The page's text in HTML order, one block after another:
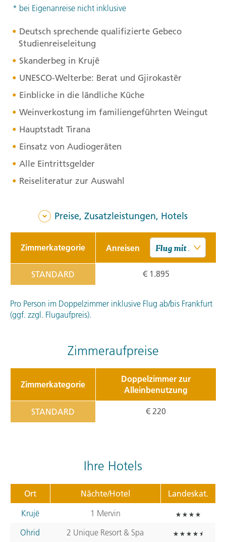
* bei Eigenanreise nicht inklusive
Deutsch sprechende qualifizierte Gebeco
Studienreiseleitung
Skanderbeg in Krujë
UNESCO-Welterbe: Berat und Gjirokastër
Einblicke in die ländliche Küche
Weinverkostung im familiengeführten Weingut
Hauptstadt Tirana
Einsatz von Audiogeräten
Alle Eintrittsgelder
Reiseliteratur zur Auswahl
Preise, Zusatzleistungen, Hotels
Zimmerkategorie Anreisen
STANDARD € 1.895
Pro Person im Doppelzimmer inklusive Flug ab/bis Frankfurt
(ggf. zzgl. Flugaufpreis).
Zimmeraufpreise
Zimmerkategorie
Doppelzimmer zur
Alleinbenutzung
STANDARD € 220
Ihre Hotels
Ort Nächte/Hotel
Landeskat.
Krujë
1 Mervin
Ohrid
2 Unique Resort & Spa